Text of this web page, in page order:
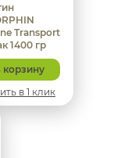
Transport
1400 гр
корзину
в 1 клик